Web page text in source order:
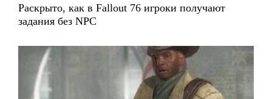
Раскрыто, как в Fallout 76 игроки получают
задания без NPC